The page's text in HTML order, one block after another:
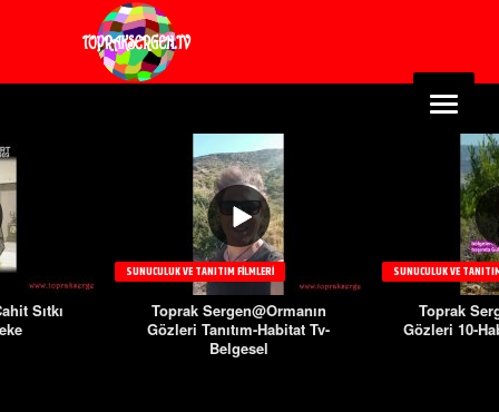
Sıtkı
SUNUCULUK VE TANITIM FILMLERI
Toprak Sergen@Ormanın
Gözleri Tanıtım-Habitat Tv-
Belgesel
SUNUCULUK VE
Toprak
Gözleri 10-